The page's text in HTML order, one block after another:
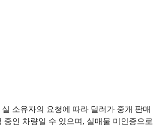
소유자의 요청에 따라 딜러가 중개 판매
중인 차량일 수 있으며, 실매물 미인증으로